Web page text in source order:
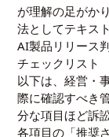
が理解の足がか
法としてテキス
AI製品リリース
チェックリスト
以下は、経営・
際に確認すべき
分な項目ほど訴
各項目の「推奨